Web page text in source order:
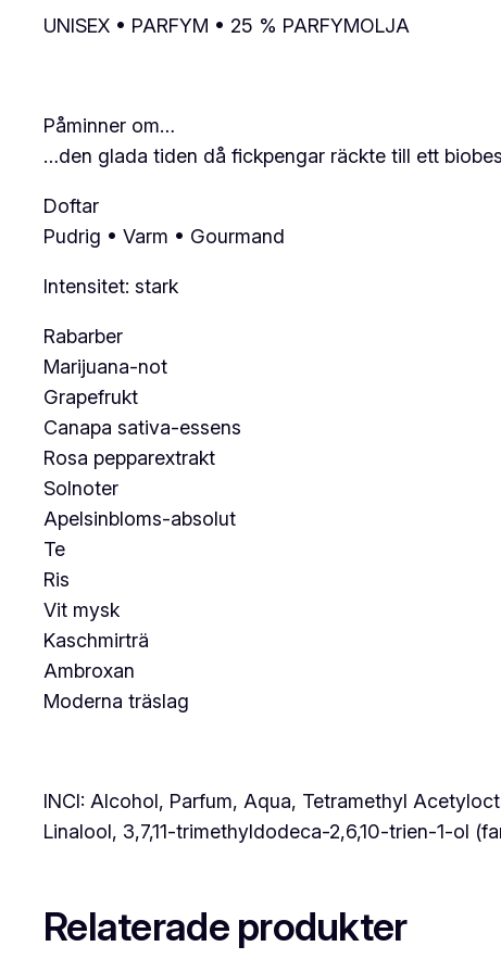
UNISEX • PARFYM • 25 % PARFYMOLJA
Påminner om…
…den glada tiden då fickpengar räckte till ett
Doftar
Pudrig • Varm • Gourmand
Intensitet: stark
Rabarber
Marijuana-not
Grapefrukt
Canapa sativa-essens
Rosa pepparextrakt
Solnoter
Apelsinbloms-absolut
Te
Ris
Vit mysk
Kaschmirträ
Ambroxan
Moderna träslag
INCI: Alcohol, Parfum, Aqua, Tetramethyl
Linalool, 3,7,11-trimethyldodeca-2,6,10-trien-1-ol
Relaterade produkter